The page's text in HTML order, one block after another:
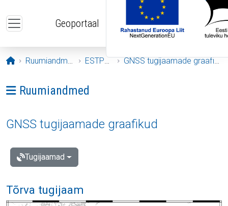
Geoportaal
Avaleht
Ruumiandmed ESTPOS GNSS tugijaamade graafikud
Ava menüü: Ruumiandmed
Ruumiandmed
GNSS tugijaamade graafikud
Tugijaamad
Tõrva tugijaam